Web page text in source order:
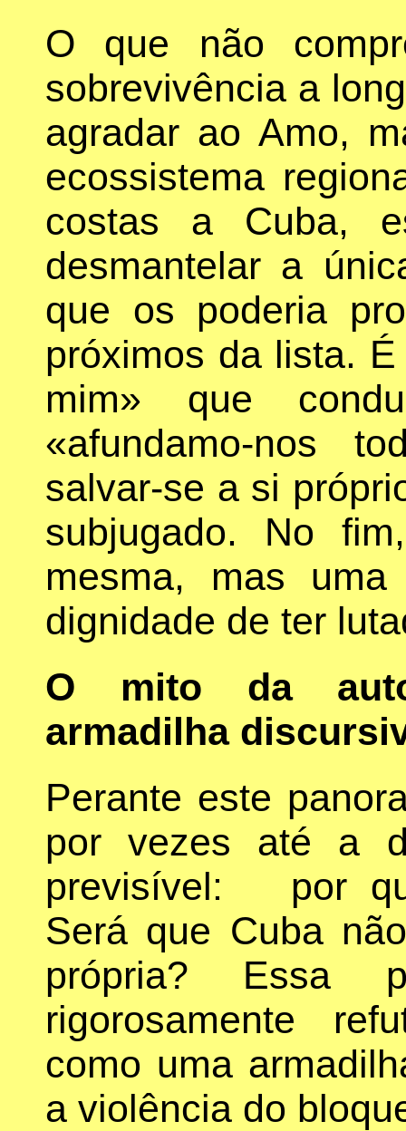
O que não
sobrevivência a
agradar ao Amo,
ecossistema
costas a Cuba,
desmantelar a
que os poderia
próximos da lista.
mim» que
«afundamo-nos
salvar-se a si
subjugado. No
mesma, mas
dignidade de ter
O mito da
armadilha
Perante este
por vezes até a
previsível: por
Será que Cuba
própria? Essa
rigorosamente
como uma
a violência do